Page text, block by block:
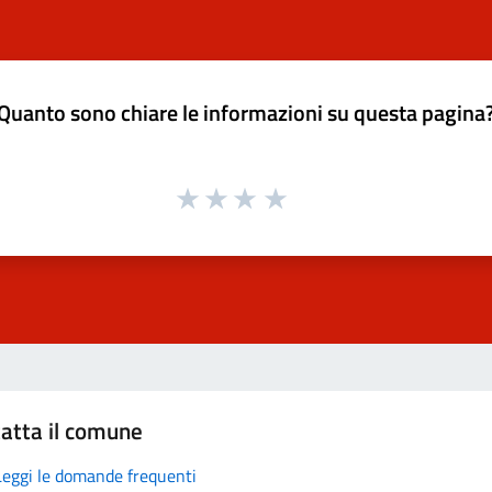
sono chiare le informazioni su questa
il comune
le domande frequenti